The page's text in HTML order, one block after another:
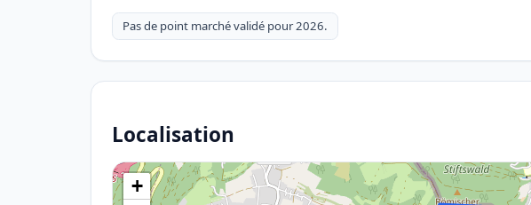
Pas de point marché validé pour 2026.
Localisation
+